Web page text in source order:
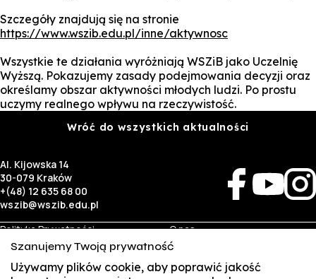
Szczegóły znajdują się na stronie
https://www.wszib.edu.pl/inne/aktywnosc
Wszystkie te działania wyróżniają WSZiB jako Uczelnię
Wyższą. Pokazujemy zasady podejmowania decyzji oraz
określamy obszar aktywności młodych ludzi. Po prostu
uczymy realnego wpływu na rzeczywistość.
Wróć do wszystkich aktualności
Al. Kijowska 14
30-079 Kraków
+(48) 12 635 68 00
wszib@wszib.edu.pl
Polityka Prywatności
RODO
Identyfikacja wizualna
O nas
Rekrutacja
Studia
Kontakt
Szanujemy Twoją prywatność
Używamy plików cookie, aby poprawić jakość